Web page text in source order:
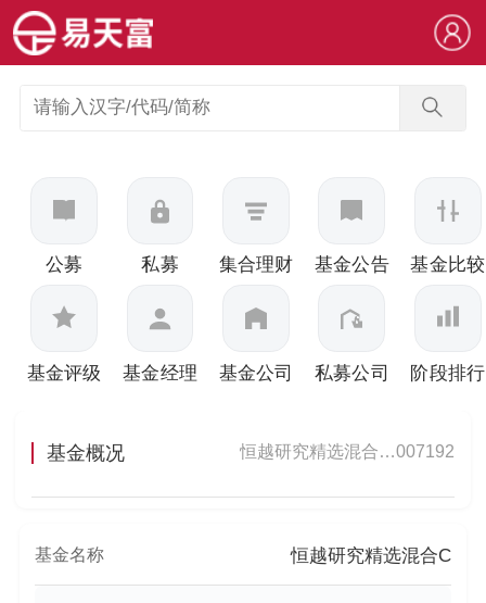
公募 私募 集合理财 基金公告 基金比较
基金评级 基金经理 基金公司 私募公司 阶段排行
基金概况 恒越研究精选混合…007192
基金名称 恒越研究精选混合C